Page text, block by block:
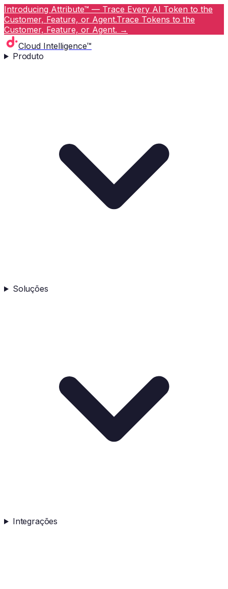
Introducing Attribute™ — Trace Every AI Token to the
Customer, Feature, or Agent.Trace Tokens to the
Customer, Feature, or Agent. →
Cloud Intelligence™
Produto
Soluções
Integrações